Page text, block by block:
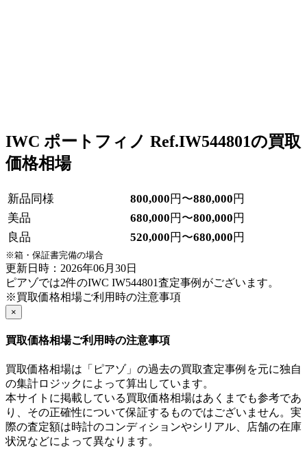
IWC ポートフィノ Ref.IW544801の買取
価格相場
新品同様 800,000 円〜880,000 円
美品
680,000 円〜800,000 円
良品
520,000 円〜680,000 円
※箱・保証書完備の場合
更新日時：2026年06月30日
ピアゾでは2件のIWC IW544801査定事例がございます。
※買取価格相場ご利用時の注意事項
×
買取価格相場ご利用時の注意事項
買取価格相場は「ピアゾ」の過去の買取査定事例を元に独自
の集計ロジックによって算出しています。
本サイトに掲載している買取価格相場はあくまでも参考であ
り、その正確性について保証するものではございません。実
際の査定額は時計のコンディションやシリアル、店舗の在庫
状況などによって異なります。